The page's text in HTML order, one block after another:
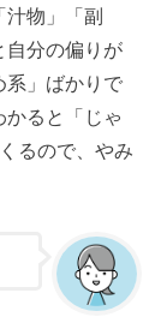
汁物」「副
自分の偏りが
系」ばかりで
かると「じゃ
るので、やみ